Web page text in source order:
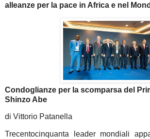
alleanze per la pace in Africa e nel
Condoglianze per la scomparsa del
Shinzo Abe
di Vittorio Patanella
Trecentocinquanta leader mondiali